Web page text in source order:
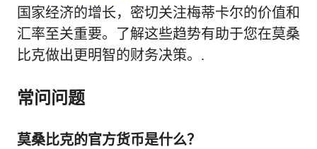
国家经济的增长，密切关注梅蒂卡尔的价值和
汇率至关重要。了解这些趋势有助于您在莫桑
比克做出更明智的财务决策。.
常问问题
莫桑比克的官方货币是什么？